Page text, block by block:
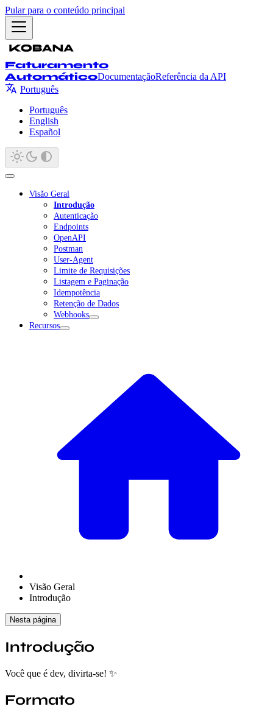
Pular para o conteúdo principal
Faturamento
AutomáticoDocumentaçãoReferência da API
Português
Português
English
Español
Visão Geral
Introdução
Autenticação
Endpoints
OpenAPI
Postman
User-Agent
Limite de Requisições
Listagem e Paginação
Idempotência
Retenção de Dados
Webhooks
Recursos
Visão Geral
Introdução
Nesta página
Introdução
Você que é dev, divirta-se! ✨
Formato